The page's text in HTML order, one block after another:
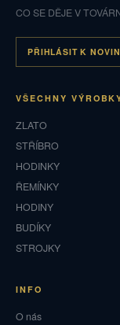
CO SE DĚJE V
PŘIHLÁSIT K
VŠECHNY
ZLATO
STŘÍBRO
HODINKY
ŘEMÍNKY
HODINY
BUDÍKY
STROJKY
INFO
O nás